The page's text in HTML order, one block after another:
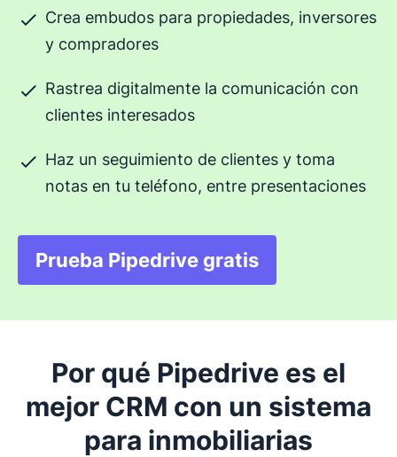
Crea embudos para propiedades, inversores
y compradores
Rastrea digitalmente la comunicación con
clientes interesados
Haz un seguimiento de clientes y toma
notas en tu teléfono, entre presentaciones
Prueba Pipedrive gratis
Se abre en una nueva
Por qué Pipedrive es el
mejor CRM con un sistema
para inmobiliarias